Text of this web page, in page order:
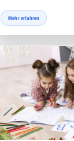
Mehr erfahren